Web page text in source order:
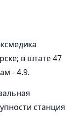
в штате 47
- 4.9.
станция